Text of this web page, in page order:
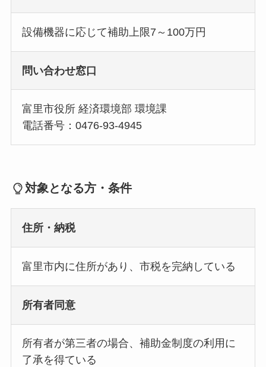
設備機器に応じて補助上限7～100万円
問い合わせ窓口
富里市役所 経済環境部 環境課
電話番号：0476-93-4945
対象となる方・条件
住所・納税
富里市内に住所があり、市税を完納している
所有者同意
所有者が第三者の場合、補助金制度の利用に
了承を得ている